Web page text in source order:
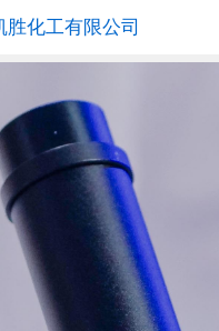
胜化工有限公司